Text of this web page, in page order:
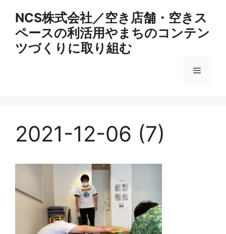
NCS株式会社／空き店舗・空きス
ペースの利活用やまちのコンテン
ツづくりに取り組む
メ
2021-12-06 (7)